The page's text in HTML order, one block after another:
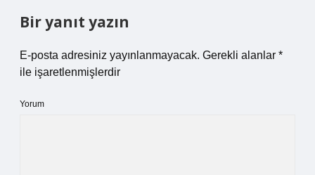
Bir yanıt yazın
E-posta adresiniz yayınlanmayacak. Gerekli alanlar *
ile işaretlenmişlerdir
Yorum